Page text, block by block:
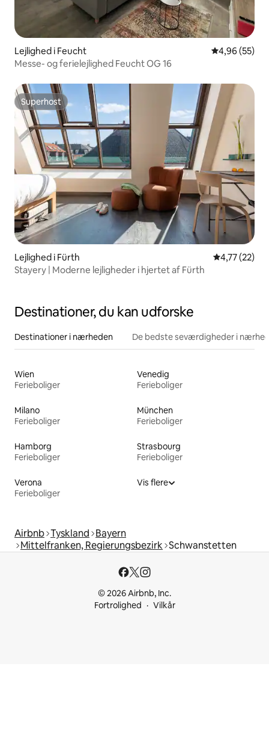
Lejlighed i Feucht 4,96 ud af 5 i
4,96 (55)
Messe- og ferielejlighed Feucht OG 16
Superhost
Superhost
Lejlighed i Fürth 4,77 ud af 5
4,77 (22)
Stayery | Moderne lejligheder i hjertet af Fürth
Destinationer, du kan udforske
Destinationer i nærheden De bedste seværdigheder i
Wien
Ferieboliger
Venedig
Ferieboliger
Milano
Ferieboliger
München
Ferieboliger
Hamborg
Ferieboliger
Strasbourg
Ferieboliger
Verona
Ferieboliger
Vis flere
Airbnb Tyskland Bayern
Mittelfranken, Regierungsbezirk Schwanstetten
© 2026 Airbnb, Inc.
Fortrolighed
Vilkår